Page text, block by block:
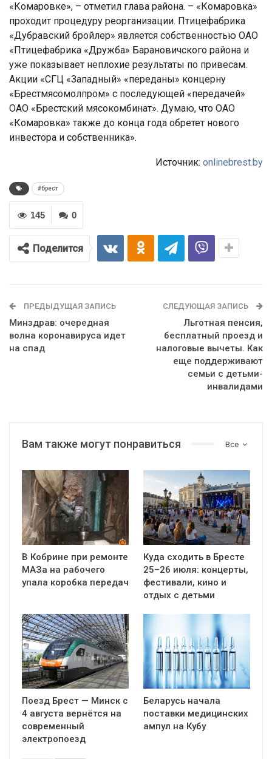
«Комаровке», – отметил глава района. – «Комаровка»
проходит процедуру реорганизации. Птицефабрика
«Дубравский бройлер» является собственностью ОАО
«Птицефабрика «Дружба» Барановичского района и
уже показывает неплохие результаты по привесам.
Акции «СГЦ «Западный» «переданы» концерну
«Брестмясомолпром» с последующей «передачей»
ОАО «Брестский мясокомбинат». Думаю, что ОАО
«Комаровка» также до конца года обретет нового
инвестора и собственника».
Источник: onlinebrest.by
#брест
0
145
Поделится
ПРЕДЫДУЩАЯ ЗАПИСЬ
Минздрав: очередная
волна коронавируса идет
на спад
СЛЕДУЮЩАЯ ЗАПИСЬ
Льготная пенсия,
бесплатный проезд и
налоговые вычеты. Как
еще поддерживают
семьи с детьми-
инвалидами
Все
Вам также могут понравиться
В Кобрине при ремонте
МАЗа на рабочего
упала коробка передач
Куда сходить в Бресте
25–26 июля: концерты,
фестивали, кино и
отдых с детьми
Поезд Брест — Минск с
4 августа вернётся на
современный
электропоезд
Беларусь начала
поставки медицинских
ампул на Кубу